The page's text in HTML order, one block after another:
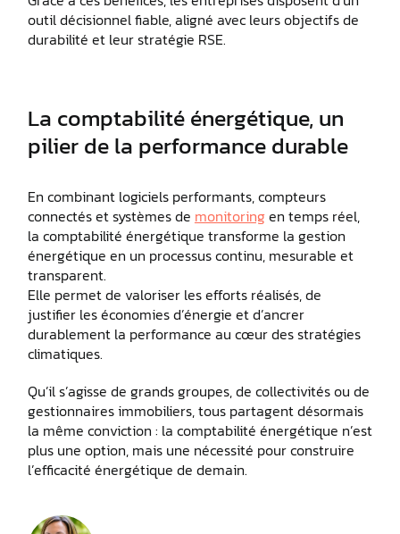
outil décisionnel fiable, aligné avec leurs objectifs de
durabilité et leur stratégie RSE.
La comptabilité énergétique, un
pilier de la performance durable
En combinant logiciels performants, compteurs
connectés et systèmes de monitoringen temps réel,
la comptabilité énergétique transforme la gestion
énergétique en un processus continu, mesurable et
transparent.
Elle permet de valoriser les efforts réalisés, de
justifier les économies d’énergie et d’ancrer
durablement la performance au cœur des stratégies
climatiques.
Qu’il s’agisse de grands groupes, de collectivités ou de
gestionnaires immobiliers, tous partagent désormais
la même conviction : la comptabilité énergétique n’est
plus une option, mais une nécessité pour construire
l’efficacité énergétique de demain.